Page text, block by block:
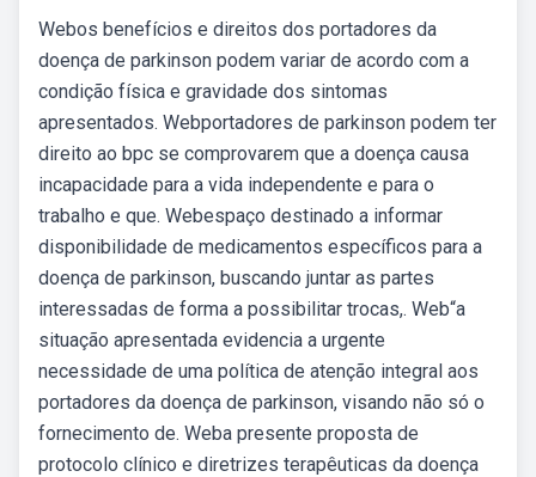
Webos benefícios e direitos dos portadores da
doença de parkinson podem variar de acordo com a
condição física e gravidade dos sintomas
apresentados. Webportadores de parkinson podem ter
direito ao bpc se comprovarem que a doença causa
incapacidade para a vida independente e para o
trabalho e que. Webespaço destinado a informar
disponibilidade de medicamentos específicos para a
doença de parkinson, buscando juntar as partes
interessadas de forma a possibilitar trocas,. Web“a
situação apresentada evidencia a urgente
necessidade de uma política de atenção integral aos
portadores da doença de parkinson, visando não só o
fornecimento de. Weba presente proposta de
protocolo clínico e diretrizes terapêuticas da doença